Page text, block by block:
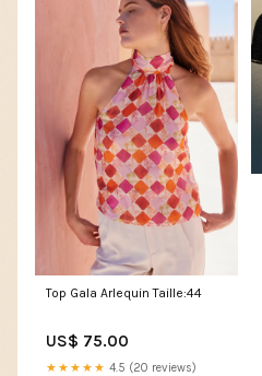
Top Gala Arlequin Taille:44
US$ 75.00
★★★★★ 4.5 (20 reviews)